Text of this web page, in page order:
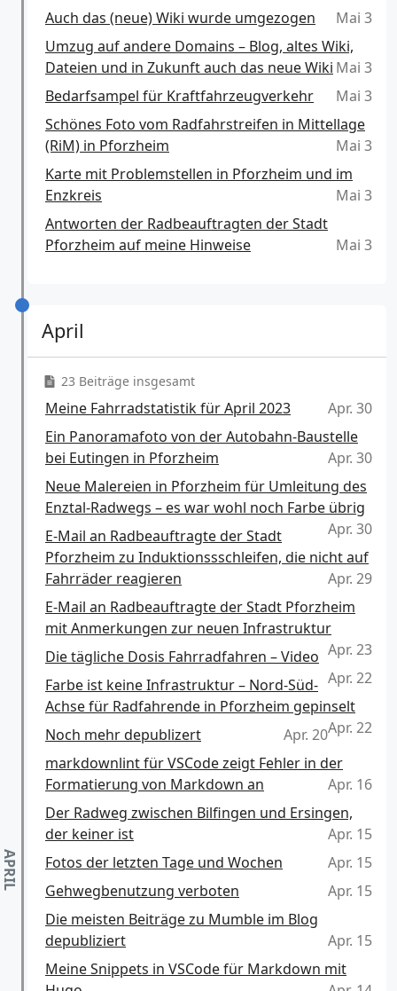
Auch das (neue) Wiki wurde umgezogen
Mai 3
Umzug auf andere Domains – Blog, altes Wiki,
Dateien und in Zukunft auch das neue Wiki Mai 3
Bedarfsampel für Kraftfahrzeugverkehr
Mai 3
Schönes Foto vom Radfahrstreifen in Mittellage
(RiM) in Pforzheim
Mai 3
Karte mit Problemstellen in Pforzheim und im
Enzkreis
Mai 3
Antworten der Radbeauftragten der Stadt
Pforzheim auf meine Hinweise
Mai 3
April
23 Beiträge insgesamt
Meine Fahrradstatistik für April 2023
Apr. 30
Ein Panoramafoto von der Autobahn-Baustelle
bei Eutingen in Pforzheim
Apr. 30
Neue Malereien in Pforzheim für Umleitung des
Enztal-Radwegs – es war wohl noch Farbe übrig
Apr. 30
E-Mail an Radbeauftragte der Stadt
Pforzheim zu Induktionssschleifen, die nicht auf
Fahrräder reagieren
Apr. 29
E-Mail an Radbeauftragte der Stadt Pforzheim
mit Anmerkungen zur neuen Infrastruktur
Apr. 23
Die tägliche Dosis Fahrradfahren – Video
Apr. 22
Farbe ist keine Infrastruktur – Nord-Süd-
Achse für Radfahrende in Pforzheim gepinselt
Apr. 22
Noch mehr depublizert
Apr. 20
markdownlint für VSCode zeigt Fehler in der
Formatierung von Markdown an
Apr. 16
Der Radweg zwischen Bilfingen und Ersingen,
der keiner ist
Apr. 15
Fotos der letzten Tage und Wochen
Apr. 15
Gehwegbenutzung verboten
Apr. 15
Die meisten Beiträge zu Mumble im Blog
depubliziert
Apr. 15
Meine Snippets in VSCode für Markdown mit